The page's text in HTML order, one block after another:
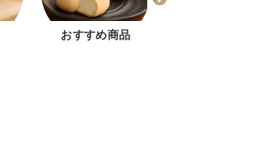
おすすめ商品